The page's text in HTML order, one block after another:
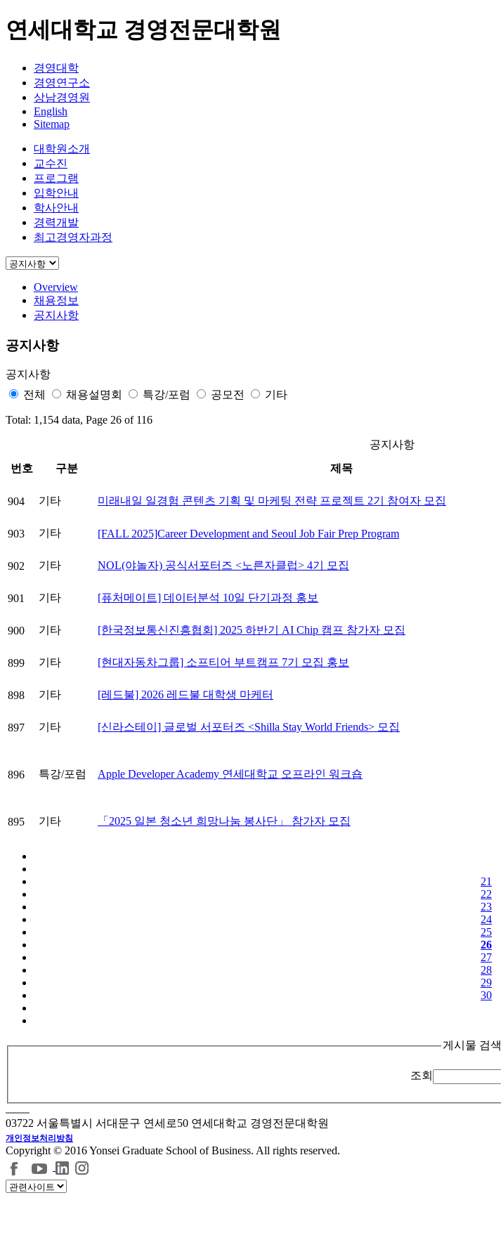
연세대학교 경영전문대학원
경영대학
경영연구소
상남경영원
English
Sitemap
대학원소개
교수진
프로그램
입학안내
학사안내
경력개발
최고경영자과정
Overview
채용정보
공지사항
공지사항
공지사항
전체
채용설명회 특강/포럼 공모전 기타
Total: 1,154 data, Page 26 of 116
공지사항
번호
구분 제목
904 기타 미래내일 일경험 콘텐츠 기획 및 마케팅 전략 프로젝트 2기 참여자 모집
903 기타 [FALL 2025]Career Development and Seoul Job Fair Prep Program
902 기타 NOL(야놀자) 공식서포터즈 <노른자클럽> 4기 모집
901 기타 [퓨처메이트] 데이터분석 10일 단기과정 홍보
900 기타 [한국정보통신진흥협회] 2025 하반기 AI Chip 캠프 참가자 모집
899 기타 [현대자동차그룹] 소프티어 부트캠프 7기 모집 홍보
898 기타 [레드불] 2026 레드불 대학생 마케터
897 기타 [신라스테이] 글로벌 서포터즈 <Shilla Stay World Friends> 모집
896 특강/포럼 Apple Developer Academy 연세대학교 오프라인 워크숍
895 기타 「2025 일본 청소년 희망나눔 봉사단」 참가자 모집
21
22
23
24
25
26
27
28
29
30
게시물 검색
조회
03722 서울특별시 서대문구 연세로50 연세대학교 경영전문대학원
개인정보처리방침
Copyright © 2016 Yonsei Graduate School of Business. All rights reserved.